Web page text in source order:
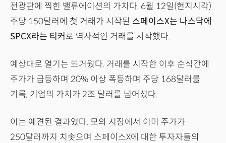
전광판에 찍힌 밸류에이션의 가치다. 6월 12일(현지시각)
주당 150달러에 첫 거래가 시작된 스페이스X는 나스닥에
SPCX라는 티커 로 역사적인 거래를 시작했다.
예상대로 열기는 뜨거웠다. 거래를 시작한 이후 순식간에
주가가 급등하며 20% 이상 폭등하며 주당 168달러를
기록, 기업의 가치가 2조 달러를 넘어섰다.
이는 예견된 결과였다. 모의 시장에서 이미 주가가
250달러까지 치솟으며 스페이스X에 대한 투자자들의